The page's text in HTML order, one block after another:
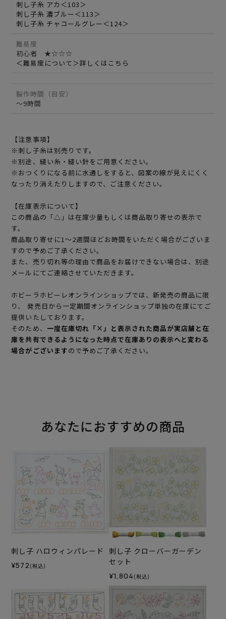
刺し子糸 アカ＜103＞
刺し子糸 濃ブルー＜113＞
刺し子糸 チャコールグレー＜124＞
難易度
初心者 ★☆☆☆
＜難易度について＞詳しくはこちら
製作時間（目安）
～9時間
【注意事項】
※刺し子糸は別売りです。
※別途、縫い糸・縫い針をご用意ください。
※おつくりになる前に水通しをすると、図案の線が見えにくく
なったり消えたりしますので、ご注意ください。
【在庫表示について】
この商品の「△」は在庫少量もしくは商品取り寄せの表示で
す。
商品取り寄せに1～2週間ほどお時間をいただく場合がございま
すので予めご了承ください。
また、売り切れ等の理由で商品をお届けできない場合は、別途
メールにてご連絡させていただきます。
ホビーラホビーレオンラインショップでは、新発売の商品に限
り、 発売日から一定期間オンラインショップ単独の在庫にてご
提供いたしております。
そのため、 一度在庫切れ「×」と表示された商品が実店舗と在
庫を共有できるようになった時点で在庫ありの表示へと変わる
場合がございますので予めご了承ください。
あなたにおすすめの商品
刺し子 ハロウィンパレード
¥572 (税込)
刺し子 クローバーガーデン
セット
¥1,804 (税込)